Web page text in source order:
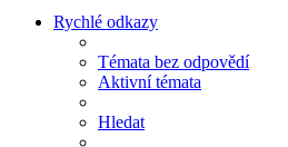
Rychlé odkazy
Témata bez odpovědí
Aktivní témata
Hledat